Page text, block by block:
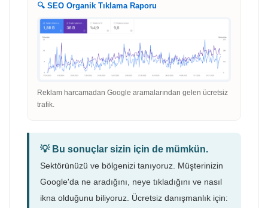
🔍 SEO Organik Tıklama Raporu
Reklam harcamadan Google aramalarından gelen ücretsiz
trafik.
💡 Bu sonuçlar sizin için de mümkün.
Sektörünüzü ve bölgenizi tanıyoruz. Müşterinizin
Google'da ne aradığını, neye tıkladığını ve nasıl
ikna olduğunu biliyoruz. Ücretsiz danışmanlık için: